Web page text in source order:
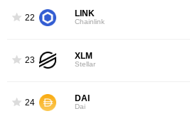
22 LINK
Chainlink
23 XLM
Stellar
24 DAI
Dai